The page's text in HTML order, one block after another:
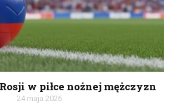
w piłce nożnej mężczyzn
24 maja 2026